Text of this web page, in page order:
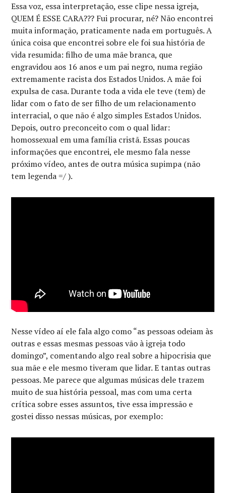
Essa voz, essa interpretação, esse clipe nessa igreja,
QUEM É ESSE CARA??? Fui procurar, né? Não encontrei
muita informação, praticamente nada em português. A
única coisa que encontrei sobre ele foi sua história de
vida resumida: filho de uma mãe branca, que
engravidou aos 16 anos e um pai negro, numa região
extremamente racista dos Estados Unidos. A mãe foi
expulsa de casa. Durante toda a vida ele teve (tem) de
lidar com o fato de ser filho de um relacionamento
interracial, o que não é algo simples Estados Unidos.
Depois, outro preconceito com o qual lidar:
homossexual em uma família cristã. Essas poucas
informações que encontrei, ele mesmo fala nesse
próximo vídeo, antes de outra música supimpa (não
tem legenda =/ ).
Nesse vídeo aí ele fala algo como “as pessoas odeiam às
outras e essas mesmas pessoas vão à igreja todo
domingo”, comentando algo real sobre a hipocrisia que
sua mãe e ele mesmo tiveram que lidar. E tantas outras
pessoas. Me parece que algumas músicas dele trazem
muito de sua história pessoal, mas com uma certa
crítica sobre esses assuntos, tive essa impressão e
gostei disso nessas músicas, por exemplo: